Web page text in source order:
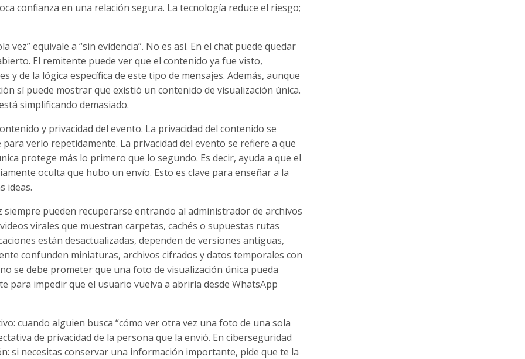
confianza en una relación segura. La tecnología reduce el riesgo;
equivale a “sin evidencia”. No es así. En el chat puede quedar
El remitente puede ver que el contenido ya fue visto,
de la lógica específica de este tipo de mensajes. Además, aunque
sí puede mostrar que existió un contenido de visualización única.
simplificando demasiado.
y privacidad del evento. La privacidad del contenido se
verlo repetidamente. La privacidad del evento se refiere a que
protege más lo primero que lo segundo. Es decir, ayuda a que el
oculta que hubo un envío. Esto es clave para enseñar a la
ideas.
pueden recuperarse entrando al administrador de archivos
virales que muestran carpetas, cachés o supuestas rutas
están desactualizadas, dependen de versiones antiguas,
confunden miniaturas, archivos cifrados y datos temporales con
se debe prometer que una foto de visualización única pueda
para impedir que el usuario vuelva a abrirla desde WhatsApp
cuando alguien busca “cómo ver otra vez una foto de una sola
de privacidad de la persona que la envió. En ciberseguridad
si necesitas conservar una información importante, pide que te la